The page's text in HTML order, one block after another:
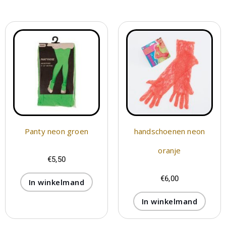
Panty neon groen
€5,50
In winkelmand
handschoenen neon
oranje
€6,00
In winkelmand